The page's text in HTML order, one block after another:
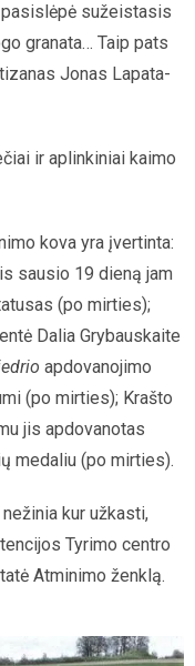
sužeistasis
granata… Taip pats
Jonas Lapata-
ir aplinkiniai kaimo
kova yra įvertinta:
sausio 19 dieną jam
(po mirties);
Dalia Grybauskaite
apdovanojimo
(po mirties); Krašto
jis apdovanotas
medaliu (po mirties).
kur užkasti,
Tyrimo centro
Atminimo ženklą.